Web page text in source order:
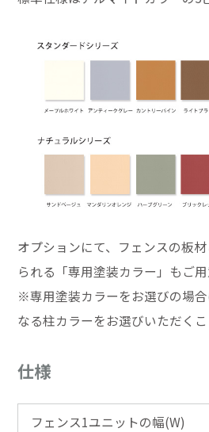
オプションにて、フェンスの板
られる「専用塗装カラー」もご用
※専用塗装カラーをお選びの場
なる柱カラーをお選びいただく
仕様
フェンス1ユニットの幅(W)